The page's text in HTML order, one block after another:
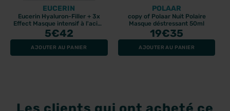
EUCERIN
Eucerin Hyaluron-Filler + 3x
Effect Masque intensif à l'acide
hyaluronique
5€42
AJOUTER AU PANIER
POLAAR
copy of Polaar Nuit Polaire
Masque déstressant 50ml
19€35
AJOUTER AU PANIER